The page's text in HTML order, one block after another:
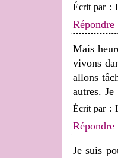
Écrit par :
Mais
vivons
allons
autres.
Écrit par :
Je suis